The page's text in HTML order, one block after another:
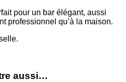
pour un bar élégant, aussi
professionnel qu’à la maison.
aussi…